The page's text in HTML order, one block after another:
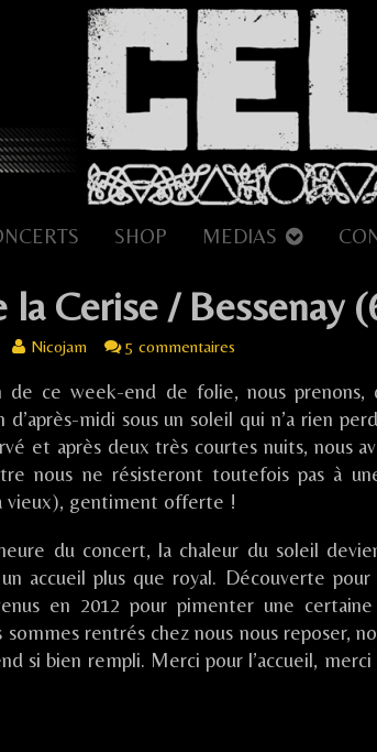
SHOP MEDIAS
la Cerise / Bessenay
Read
posts
by
the
author
of
Fête
la
Cerise
/
(69),
Nicojam 5 commentaires
de
la
Cerise
Bessenay
de ce week-end de folie, nous
midi sous un soleil qui n’a rien
et après deux très courtes nuits, nous
nous ne résisteront toutefois pas à
vieux), gentiment offerte !
du concert, la chaleur du soleil
accueil plus que royal. Découverte
en 2012 pour pimenter une certaine
sommes rentrés chez nous nous reposer,
si bien rempli. Merci pour l’accueil,